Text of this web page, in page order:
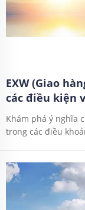
EXW (Giao
các điều kiện
Khám phá ý nghĩa
trong các điều